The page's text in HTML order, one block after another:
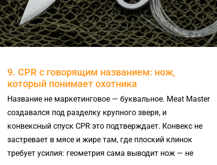
9. CPR с говорящим названием: нож,
который понимает охотника
Название не маркетинговое — буквальное. Meat Master
создавался под разделку крупного зверя, и
конвексный спуск CPR это подтверждает. Конвекс не
застревает в мясе и жире там, где плоский клинок
требует усилия: геометрия сама выводит нож — не